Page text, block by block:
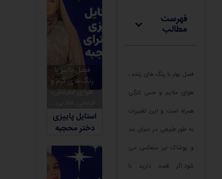
فهرست
مطالب
فصل بهار با رنگ های زنده ،
هوای ملایم و حس تازگی
همراه است و این تغییرات
به طور طبیعی در دنیای مد
و پوشاک نیز منعکس می
شود.اگر قصد دارید با
فصل پاییز با
رنگ‌های گرم و
هوای لطیفش،
استایل پاییزی
دختر محجبه